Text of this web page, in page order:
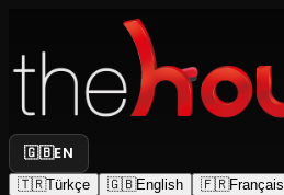
🇬🇧EN
🇹🇷Türkçe 🇬🇧English 🇫🇷Français